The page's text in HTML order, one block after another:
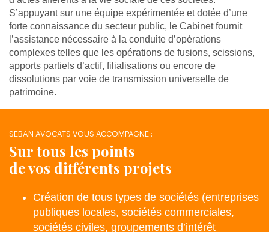
S’appuyant sur une équipe expérimentée et dotée d’une
forte connaissance du secteur public, le Cabinet fournit
l’assistance nécessaire à la conduite d’opérations
complexes telles que les opérations de fusions, scissions,
apports partiels d’actif, filialisations ou encore de
dissolutions par voie de transmission universelle de
patrimoine.
SEBAN AVOCATS VOUS ACCOMPAGNE :
Sur tous les points
de vos différents projets
Création de tous types de sociétés (entreprises
publiques locales, sociétés commerciales,
sociétés civiles, groupements d’intérêt